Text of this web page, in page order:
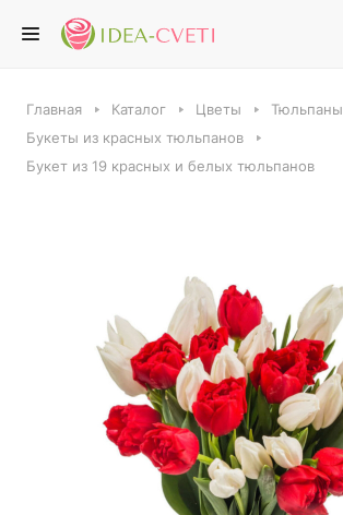
Главная Каталог Цветы
Тюльпаны
Букеты из красных тюльпанов
Букет из 19 красных и белых тюльпанов